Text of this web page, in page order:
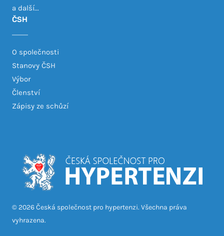
© 2026 Česká společnost pro hypertenzi. Všechna práva
vyhrazena.
ČSH
O společnosti
Stanovy ČSH
Výbor
Členství
Zápisy ze schůzí
a další...